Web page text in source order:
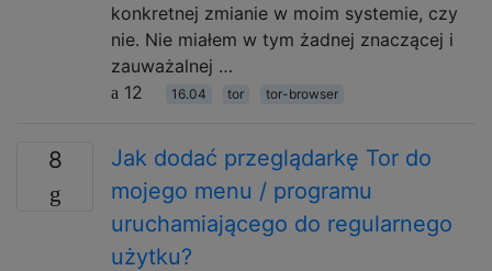
konkretnej zmianie w moim systemie, czy
nie. Nie miałem w tym żadnej znaczącej i
zauważalnej …
12
16.04 tor tor-browser
8
Jak dodać przeglądarkę Tor do
mojego menu / programu
uruchamiającego do regularnego
użytku?